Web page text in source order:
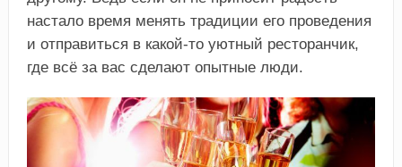
настало время менять традиции его проведения
и отправиться в какой-то уютный ресторанчик,
где всё за вас сделают опытные люди.